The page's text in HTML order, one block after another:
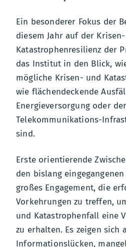
Ein besonderer Fokus der
diesem Jahr auf der
Katastrophenresilienz der
das Institut in den Blick,
mögliche Krisen- und
wie flächendeckende
Energieversorgung oder der
Telekommunikations-
sind.
Erste orientierende
den bislang
großes Engagement, die
Vorkehrungen zu treffen,
und Katastrophenfall eine
zu erhalten. Es zeigen sich
Informationslücken,